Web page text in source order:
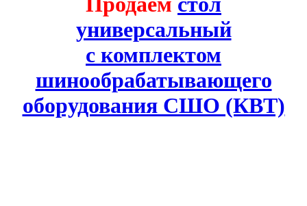
универсальный
с комплектом
шинообрабатывающего
оборудования СШО (КВТ)